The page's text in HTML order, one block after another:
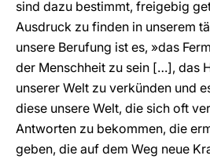
sind dazu bestimmt, freigebig
Ausdruck zu finden in unserem
unsere Berufung ist es, »das
der Menschheit zu sein […], das
unserer Welt zu verkünden und
diese unsere Welt, die sich oft
Antworten zu bekommen, die
geben, die auf dem Weg neue